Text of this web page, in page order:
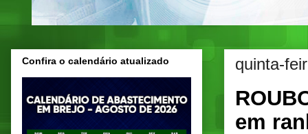
quinta-
em
Confira o calendário atualizado